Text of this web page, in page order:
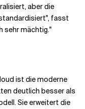
aber die
fasst
sehr mächtig."
ist die moderne
deutlich besser als
Sie erweitert die